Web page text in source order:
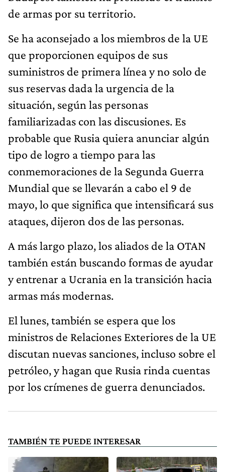
de armas por su territorio.
Se ha aconsejado a los miembros de la UE
que proporcionen equipos de sus
suministros de primera línea y no solo de
sus reservas dada la urgencia de la
situación, según las personas
familiarizadas con las discusiones. Es
probable que Rusia quiera anunciar algún
tipo de logro a tiempo para las
conmemoraciones de la Segunda Guerra
Mundial que se llevarán a cabo el 9 de
mayo, lo que significa que intensificará sus
ataques, dijeron dos de las personas.
A más largo plazo, los aliados de la OTAN
también están buscando formas de ayudar
y entrenar a Ucrania en la transición hacia
armas más modernas.
El lunes, también se espera que los
ministros de Relaciones Exteriores de la UE
discutan nuevas sanciones, incluso sobre el
petróleo, y hagan que Rusia rinda cuentas
por los crímenes de guerra denunciados.
TAMBIÉN TE PUEDE INTERESAR